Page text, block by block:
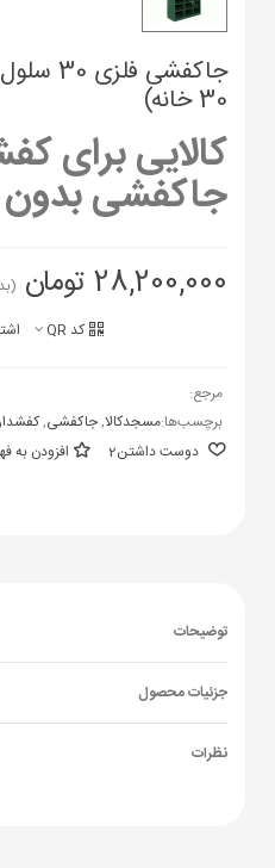
جاکفشی
30 خانه)
کالایی برای
جاکفشی
28,200,000 تومان
کد QR
مرجع:
برچسب‌ها:مسجدکالا,جاکفشی,
دوست داشتن2 افزودن به
توضیحات
جزئیات محصول
نظرات